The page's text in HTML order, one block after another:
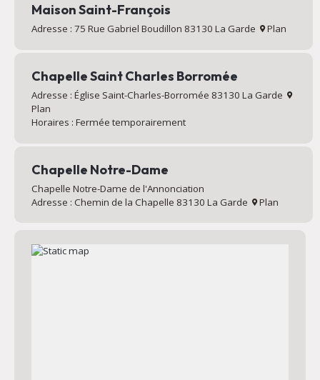
Maison Saint-François
Adresse : 75 Rue Gabriel Boudillon 83130 La Garde Plan
Chapelle Saint Charles Borromée
Adresse : Église Saint-Charles-Borromée 83130 La Garde
Plan
Horaires : Fermée temporairement
Chapelle Notre-Dame
Chapelle Notre-Dame de l'Annonciation
Adresse : Chemin de la Chapelle 83130 La Garde
Plan